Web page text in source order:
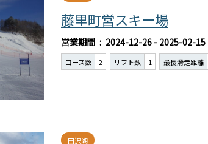
藤里町営スキー場
営業期間 2024-12-26 - 2025-02-15
コース数 2 リフト数 1 最長滑走距離
田沢湖